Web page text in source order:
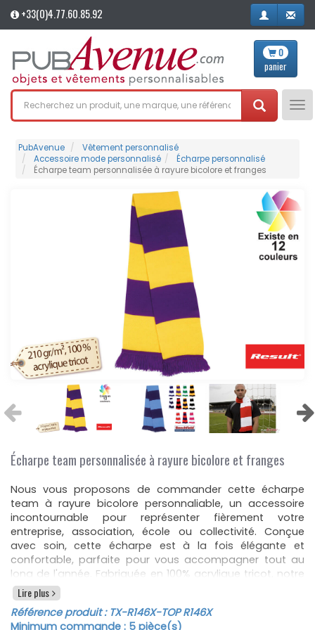
+33(0)4.77.60.85.92
0
panier
PubAvenue
Vêtement personnalisé
Accessoire mode personnalisé
Écharpe personnalisé
Écharpe team personnalisée à rayure bicolore et franges
Écharpe team personnalisée à rayure bicolore et franges
Nous vous proposons de commander cette écharpe
team à rayure bicolore personnaliable, un accessoire
incontournable pour représenter fièrement votre
entreprise, association, école ou collectivité. Conçue
avec soin, cette écharpe est à la fois élégante et
confortable, parfaite pour vous accompagner tout au
long de l'année. Fabriquée en 100% acrylique tricot, notre
écharpe offre un toucher doux et agréable à porter. Sa
texture douillette enveloppe votre cou avec délicatesse,
vous offrant ainsi une sensation de chaleur et de
Lire plus
Référence produit : TX-R146X-TOP R146X
Minimum commande : 5 pièce(s)